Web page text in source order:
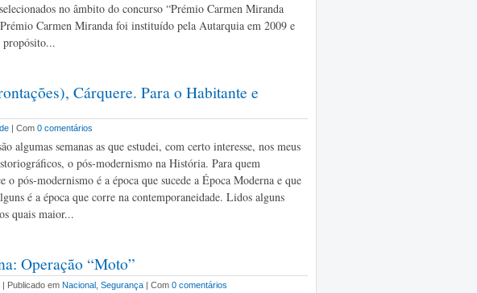
no âmbito do concurso “Prémio Carmen Miranda
Carmen Miranda foi instituído pela Autarquia em 2009 e
Cárquere. Para o Habitante e
| Com 0 comentários
algumas semanas as que estudei, com certo interesse, nos meus
o pós-modernismo na História. Para quem
o pós-modernismo é a época que sucede a Época Moderna e que
é a época que corre na contemporaneidade. Lidos alguns
quais maior...
Operação “Moto”
Publicado em Nacional Segurança | Com 0 comentários